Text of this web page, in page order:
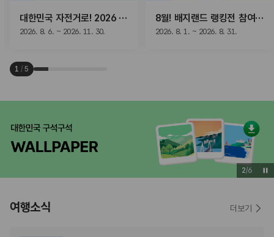
대한민국 자전거로! 2026 동네방네 라이딩
2026. 8. 6. ~ 2026. 11. 30.
8월! 배지랜드 랭킹전 참여하고, 선물받자!
2026. 8. 1. ~ 2026. 8. 31.
1 / 5
2/6
여행소식 더보기